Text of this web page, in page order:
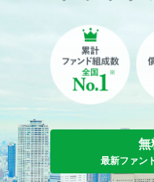
無
最新ファン